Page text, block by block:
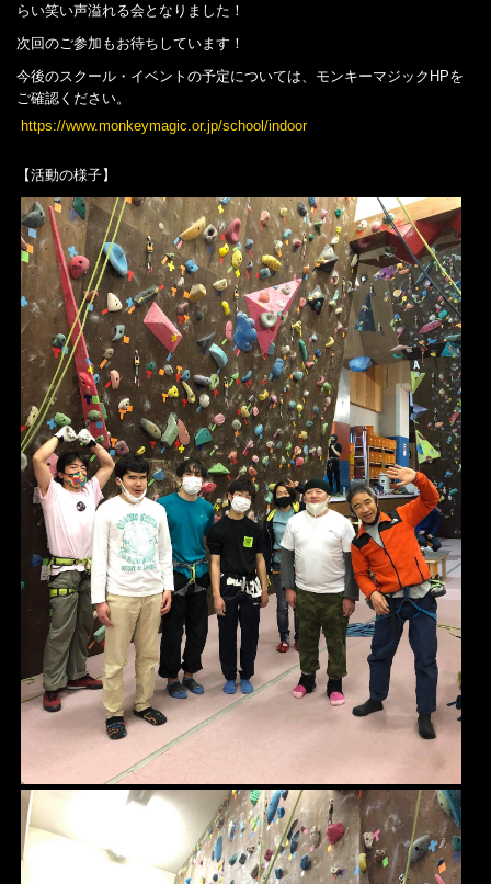
らい笑い声溢れる会となりました！
次回のご参加もお待ちしています！
今後のスクール・イベントの予定については、モンキーマジックHPを
ご確認ください。
https://www.monkeymagic.or.jp/school/indoor
【活動の様子】